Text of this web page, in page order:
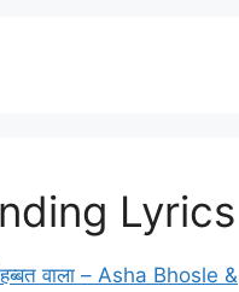
Lyrics
वाला – Asha Bhosle &